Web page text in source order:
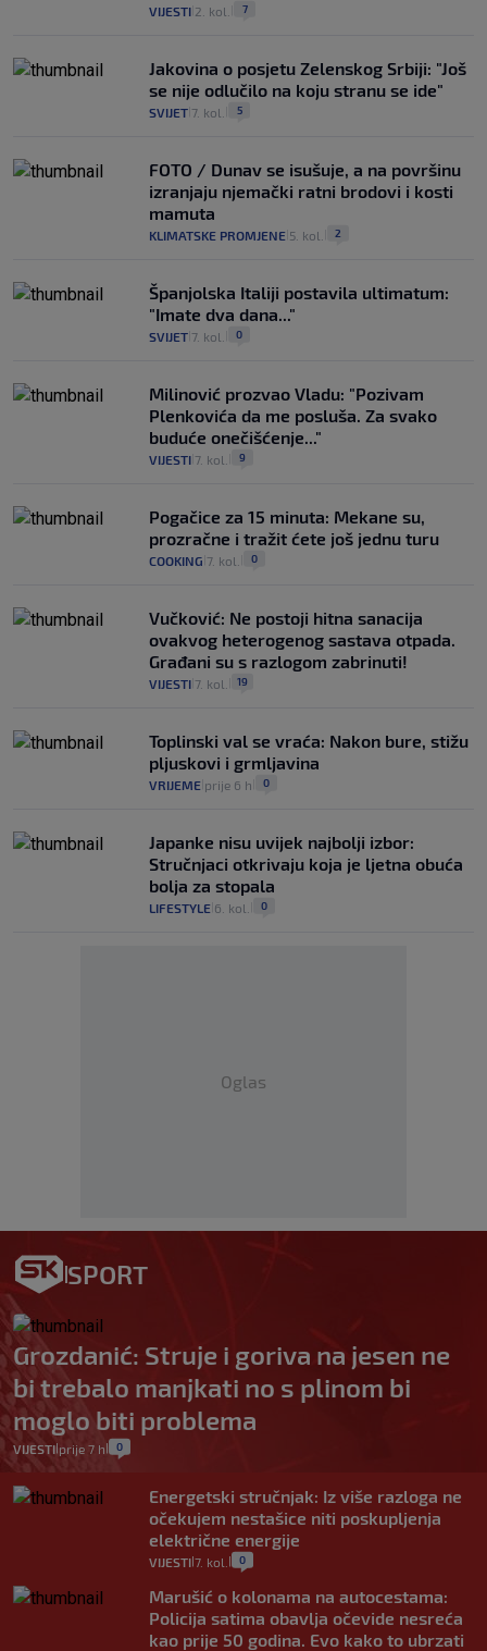
VIJESTI 2. kol. 7
Jakovina o posjetu Zelenskog Srbiji: "Još
se nije odlučilo na koju stranu se ide"
SVIJET 7. kol. 5
FOTO / Dunav se isušuje, a na površinu
izranjaju njemački ratni brodovi i kosti
mamuta
KLIMATSKE PROMJENE 5. kol. 2
Španjolska Italiji postavila ultimatum:
"Imate dva dana..."
SVIJET 7. kol. 0
Milinović prozvao Vladu: "Pozivam
Plenkovića da me posluša. Za svako
buduće onečišćenje..."
VIJESTI 7. kol. 9
Pogačice za 15 minuta: Mekane su,
prozračne i tražit ćete još jednu turu
COOKING 7. kol. 0
Vučković: Ne postoji hitna sanacija
ovakvog heterogenog sastava otpada.
Građani su s razlogom zabrinuti!
VIJESTI 7. kol. 19
Toplinski val se vraća: Nakon bure, stižu
pljuskovi i grmljavina
VRIJEME prije 6 h 0
Japanke nisu uvijek najbolji izbor:
Stručnjaci otkrivaju koja je ljetna obuća
bolja za stopala
LIFESTYLE 6. kol. 0
Oglas
SPORT
Grozdanić: Struje i goriva na jesen ne
bi trebalo manjkati no s plinom bi
moglo biti problema
VIJESTI| prije 7 h 0
Energetski stručnjak: Iz više razloga ne
očekujem nestašice niti poskupljenja
električne energije
VIJESTI 7. kol. 0
Marušić o kolonama na autocestama:
Policija satima obavlja očevide nesreća
kao prije 50 godina. Evo kako to ubrzati